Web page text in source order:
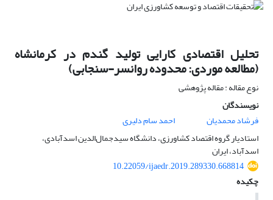
تحلیل اقتصادی کارایی تولید گندم در کرمانشاه
(مطالعه موردی: محدوده روانسر-سنجابی)
نوع مقاله : مقاله پژوهشی
نویسندگان
فرشاد محمدیان
احمد سام دلیری
استادیار گروه اقتصاد کشاورزی، دانشگاه سید‌جمال‌الدین اسدآبادی،
اسدآباد، ایران
10.22059/ijaedr.2019.289330.668814
چکیده